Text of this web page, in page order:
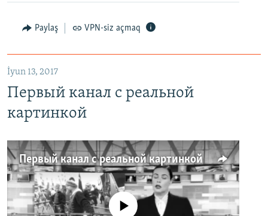
Paylaş VPN-siz açmaq
İyun 13, 2017
Первый канал с реальной
картинкой
Первый канал с реальной картинкой
No media source currently available